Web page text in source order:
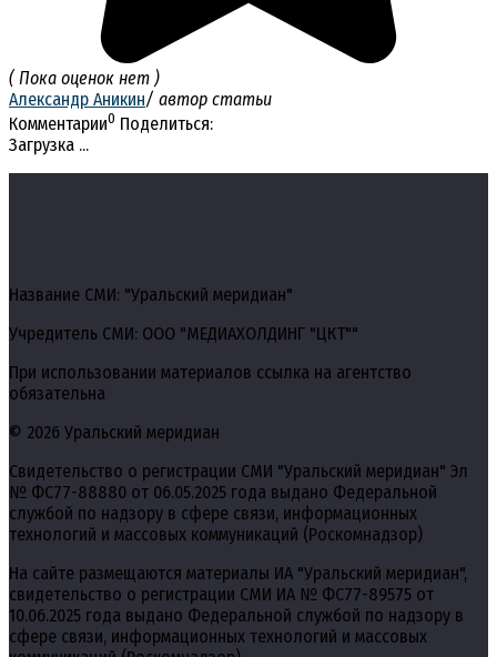
( Пока оценок нет )
Александр Аникин/ автор статьи
Комментарии0 Поделиться:
Загрузка ...
Название СМИ: "Уральский меридиан"
Учредитель СМИ: ООО "МЕДИАХОЛДИНГ "ЦКТ""
При использовании материалов ссылка на агентство
обязательна
© 2026 Уральский меридиан
Свидетельство о регистрации СМИ "Уральский меридиан" Эл
№ ФС77-88880 от 06.05.2025 года выдано Федеральной
службой по надзору в сфере связи, информационных
технологий и массовых коммуникаций (Роскомнадзор)
На сайте размещаются материалы ИА "Уральский меридиан",
свидетельство о регистрации СМИ ИА № ФС77-89575 от
10.06.2025 года выдано Федеральной службой по надзору в
сфере связи, информационных технологий и массовых